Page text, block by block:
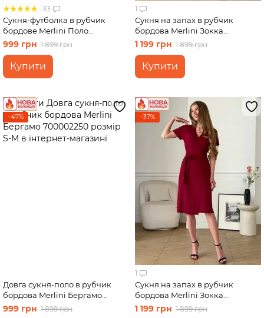
33
Сукня-футболка в рубчик
бордове Merlini Поло
700001570 розмір 2XL-3XL
999 грн 1 899 грн
Купити
1
Сукня на запах в рубчик
бордова Merlini Зокка
700001870 розмір L-XL
1 199 грн 1 899 грн
Купити
−47%
Довга сукня-поло в рубчик
бордова Merlini Бергамо
700002250 розмір S-M
999 грн 1 899 грн
−37%
1
Сукня на запах в рубчик
бордова Merlini Зокка
700001870 розмір S-M
1 199 грн 1 899 грн